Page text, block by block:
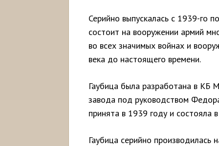
Серийно выпускалась с 1939-го
состоит на вооружении армий
во всех значимых войнах и
века до настоящего времени.
Гаубица была разработана в КБ
завода под руководством
принята в 1939 году и состояла
Гаубица серийно